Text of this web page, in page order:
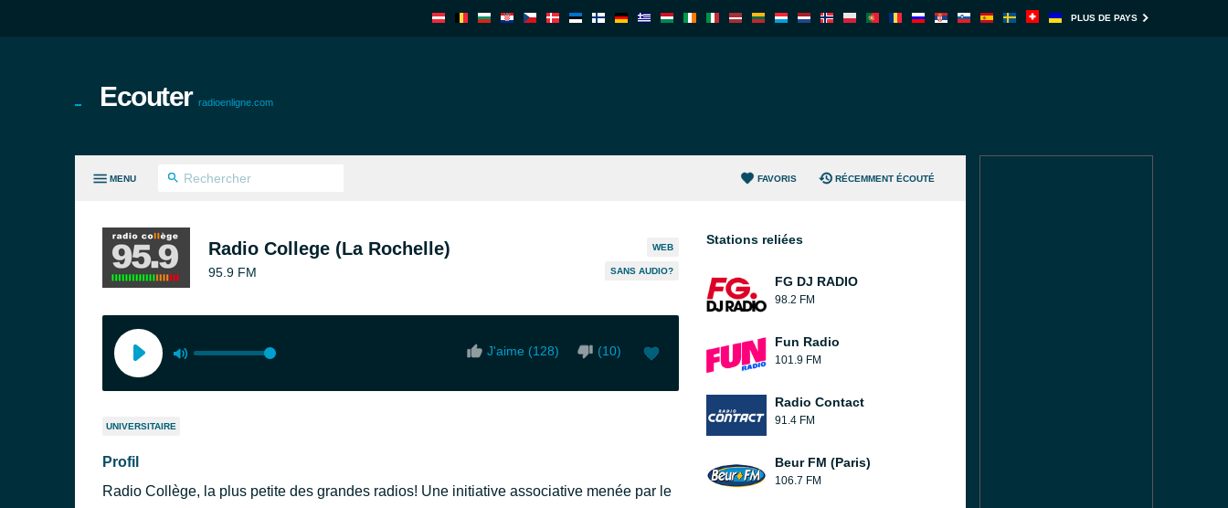
PLUS DE PAYS
Ecouter radioenligne.com
MENU FAVORIS RÉCEMMENT ÉCOUTÉ
Radio College (La Rochelle)
95.9 FM
WEB
SANS AUDIO?
J'aime (128) (10)
UNIVERSITAIRE
Profil
Radio Collège, la plus petite des grandes radios! Une initiative associative menée par le
Stations reliées
FG DJ RADIO
98.2 FM
Fun Radio
101.9 FM
Radio Contact
91.4 FM
Beur FM (Paris)
106.7 FM